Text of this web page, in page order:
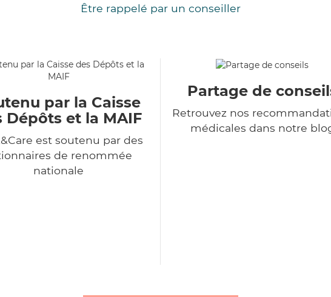
Être rappelé par un conseiller
par la Caisse
Dépôts et la MAIF
est soutenu par des
de renommée
nationale
Partage de
Retrouvez nos
médicales dans notre